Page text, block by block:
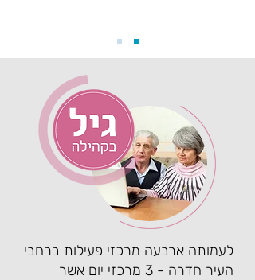
לעמותה ארבעה מרכזי פעילות ברחבי
העיר חדרה - 3 מרכזי יום אשר